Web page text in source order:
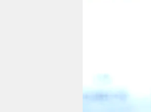
abo
genossenschaft